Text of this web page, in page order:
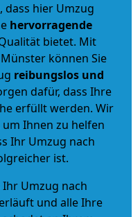
dass hier Umzug
hervorragende
bietet. Mit
können Sie
reibungslos und
dafür, dass Ihre
erfüllt werden. Wir
Ihnen zu helfen
Ihr Umzug nach
ist.
Umzug nach
und alle Ihre